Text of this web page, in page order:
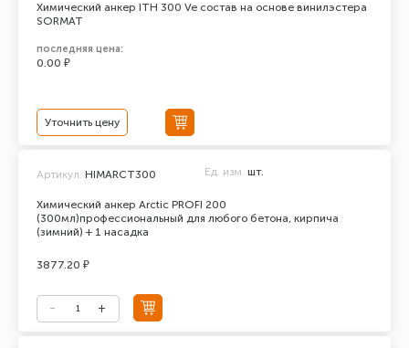
Химический анкер ITH 300 Ve состав на основе винилэстера
SORMAT
последняя цена:
0.00 ₽
Уточнить цену
Химический анкер Arctic PROFI 200
(300мл)профессиональный для любого бетона, кирпича
(зимний) + 1 насадка
Артикул: HIMARCT300 Ед. изм. шт.
3877.20 ₽